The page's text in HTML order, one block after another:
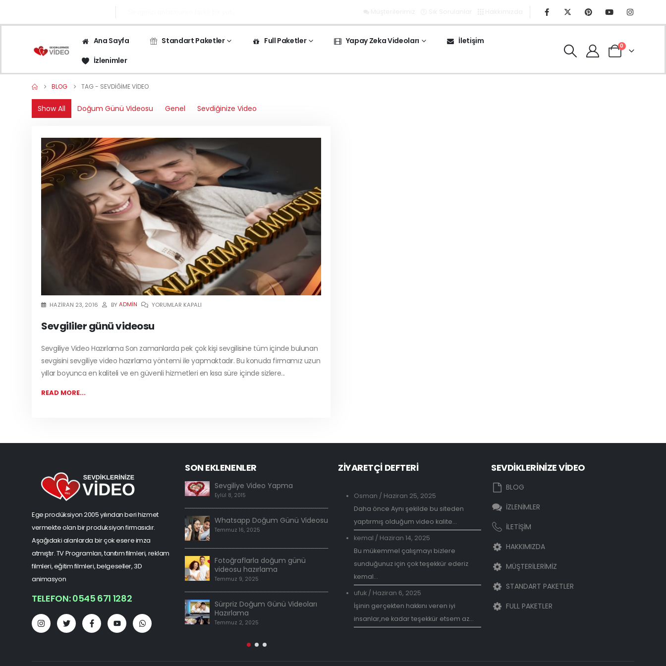
Ana Sayfa Standart Paketler Full Paketler Yapay Zeka Videoları
İletişim
İzlenimler
0
BLOG TAG - SEVDIĞIME VIDEO
Show All Doğum Günü Videosu Genel Sevdiğinize Video
HAZIRAN 23, 2016 BYADMIN YORUMLAR KAPALI
Sevgililer günü videosu
Sevgiliye Video Hazırlama Son zamanlarda pek çok kişi sevgilisine tüm içinde bulunan
sevgisini sevgiliye video hazırlama yöntemi ile yapmaktadır. Bu konuda firmamız uzun
yıllar boyunca en kaliteli ve en güvenli hizmetleri en kısa süre içinde sizlere...
READ MORE...
Ege prodüksiyon 2005 yılından beri hizmet
vermekte olan bir produksiyon firmasıdır.
Aşağıdaki alanlarda bir çok esere imza
atmıştır. TV Programları, tanıtım filmleri, reklam
filmleri, eğitim filmleri, belgeseller, 3D
animasyon
TELEFON: 0545 671 1282
SON EKLENENLER
Sevgiliye Video Yapma
Eylül 8, 2015
Whatsapp Doğum Günü Videosu
Temmuz 16, 2025
Fotoğraflarla doğum günü
videosu hazırlama
Temmuz 9, 2025
Sürpriz Doğum Günü Videoları
Hazırlama
Temmuz 2, 2025
Haziran 25, 2025
Doğum Günü Videosu Hazırlama
Temmuz 30, 2018
Sevgiliye Özel Videolar
Temmuz 17, 2018
İsme özel doğum günü videosu
Sevgilime video hazırlamak
istiyorum
Mart 22, 2018
ZİYARETÇİ DEFTERİ
Osman / Haziran 25, 2025
Daha önce Aynı şekilde bu siteden
yaptırmış olduğum video kalite...
kemal / Haziran 14, 2025
Bu mükemmel çalışmayı bizlere
sunduğunuz için çok teşekkür ederiz
kemal...
ufuk / Haziran 6, 2025
İşinin gerçekten hakkını veren iyi
insanlar,ne kadar teşekkür etsem az...
SEVDİKLERİNİZE VİDEO
BLOG
İZLENİMLER
İLETİŞİM
HAKKIMIZDA
MÜŞTERİLERİMİZ
STANDART PAKETLER
FULL PAKETLER